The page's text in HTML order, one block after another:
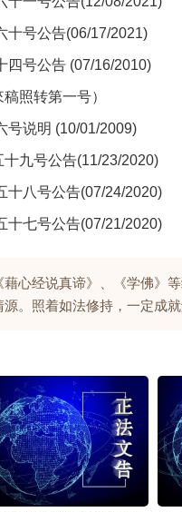
十号公告(06/17/2021)
四号公告 (07/16/2010)
照转第一号）
号说明 (10/01/2009)
九号公告(11/23/2020)
十八号公告(07/24/2020)
十七号公告(07/21/2020)
藉心经说真谛》、《学佛》
。照着如法修持，一定成